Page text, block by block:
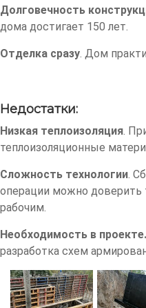
Долговечность
дома достигает 150 лет.
Отделка сразу. Дом
Недостатки:
Низкая теплоизоляция.
теплоизоляционные
Сложность технологии.
операции можно
рабочим.
Необходимость в проекте.
разработка схем